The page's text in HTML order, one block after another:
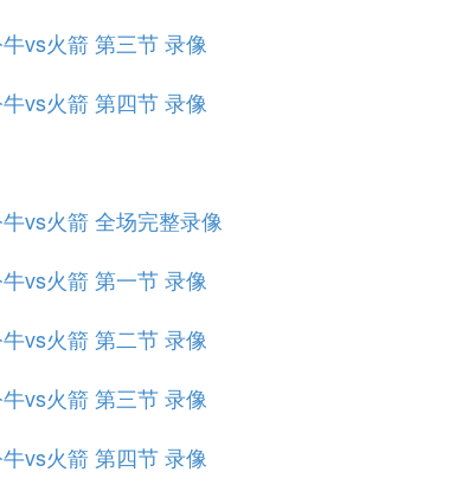
vs火箭 第三节 录像
vs火箭 第四节 录像
vs火箭 全场完整录像
vs火箭 第一节 录像
vs火箭 第二节 录像
vs火箭 第三节 录像
vs火箭 第四节 录像